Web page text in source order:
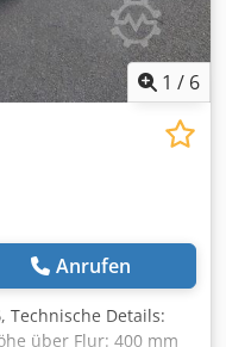
1 / 6
Anrufen
, Technische Details:
über Flur: 400 mm